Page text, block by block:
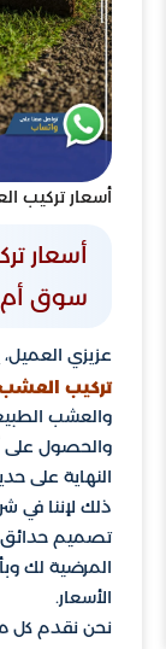
أسعار تركيب
أسعار
سوق أم
عزيزي
تركيب العشب
والعشب
والحصول على
النهاية على
ذلك لإننا في
تصميم حدائق
المرضية لك
الأسعار.
نحن نقدم كل